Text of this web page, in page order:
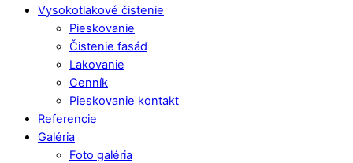
Vysokotlakové čistenie
Pieskovanie
Čistenie fasád
Lakovanie
Cenník
Pieskovanie kontakt
Referencie
Galéria
Foto galéria